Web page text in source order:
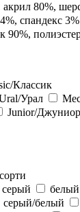
акрил 80%,
спандекс 3%
90%,
Классик
Урал
Junior/Джуниор
серый белый
серый/белый